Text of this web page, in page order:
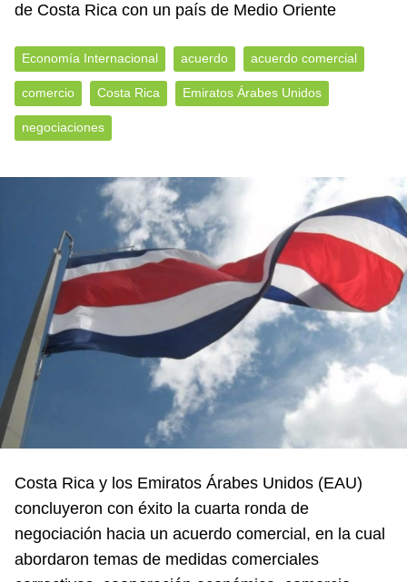
de Costa Rica con un país de Medio Oriente
Economía Internacional acuerdo acuerdo comercial
comercio Costa Rica Emiratos Árabes Unidos
negociaciones
Costa Rica y los Emiratos Árabes Unidos (EAU)
concluyeron con éxito la cuarta ronda de
negociación hacia un acuerdo comercial, en la cual
abordaron temas de medidas comerciales